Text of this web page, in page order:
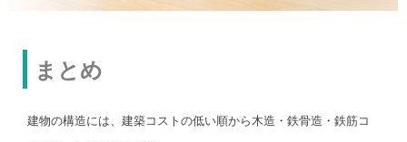
まとめ
建物の構造には、建築コストの低い順から木造・鉄骨造・鉄筋コ